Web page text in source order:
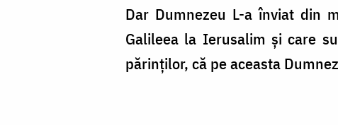
Dar Dumnezeu L-a înviat din
Galileea la Ierusalim şi care
părinţilor, că pe aceasta